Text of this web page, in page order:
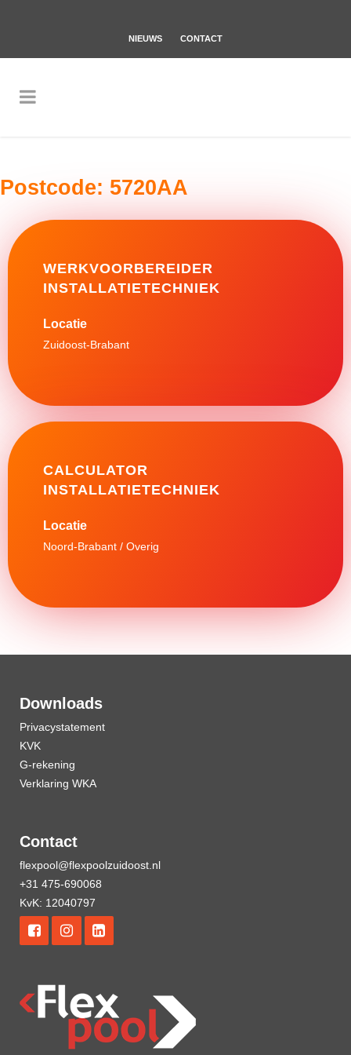
NIEUWS CONTACT
Postcode: 5720AA
WERKVOORBEREIDER
INSTALLATIETECHNIEK
Zuidoost-Brabant
CALCULATOR
INSTALLATIETECHNIEK
Noord-Brabant / Overig
Downloads
Privacystatement
KVK
G-rekening
Verklaring WKA
Contact
flexpool@flexpoolzuidoost.nl
+31 475-690068
KvK: 12040797